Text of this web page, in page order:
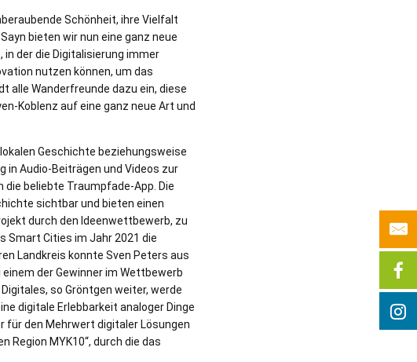
Schönheit, ihre Vielfalt
bieten wir nun eine ganz neue
in der die Digitalisierung immer
nutzen können, um das
alle Wanderfreunde dazu ein, diese
Koblenz auf eine ganz neue Art und
Geschichte beziehungsweise
in Audio-Beiträgen und Videos zur
beliebte Traumpfade-App. Die
sichtbar und bieten einen
durch den Ideenwettbewerb, zu
Smart Cities im Jahr 2021 die
Landkreis konnte Sven Peters aus
der Gewinner im Wettbewerb
so Gröntgen weiter, werde
digitale Erlebbarkeit analoger Dinge
für den Mehrwert digitaler Lösungen
Region MYK10“, durch die das